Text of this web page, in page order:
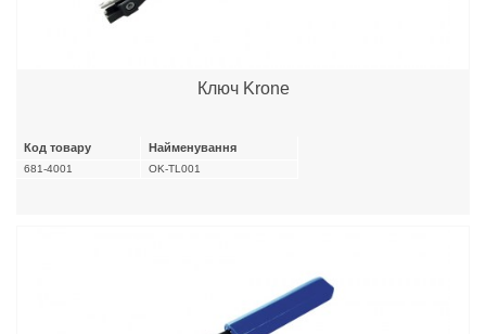
Ключ Krone
Код товару Найменування
681-4001 OK-TL001